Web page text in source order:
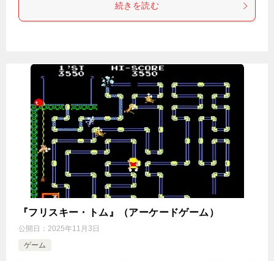
続きを読む
『フリスキー・トム』（アーケードゲーム）
公開日： 2025年11月3日
ゲーム